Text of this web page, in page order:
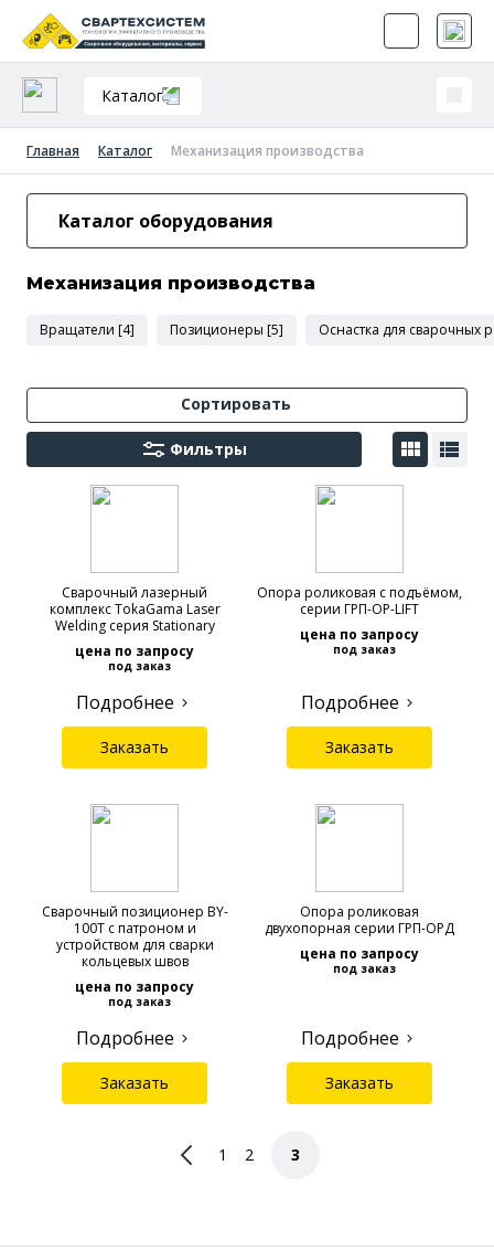
Каталог
Главная Каталог Механизация производства
Каталог оборудования
Механизация производства
Вращатели [4] Позиционеры [5] Оснастка для сварочных
Сортировать
Фильтры
Сварочный лазерный
комплекс TokaGama Laser
Welding серия Stationary
цена по запросу
под заказ
Подробнее
Заказать
Опора роликовая с подъёмом,
серии ГРП-ОР-LIFT
цена по запросу
под заказ
Подробнее
Заказать
Сварочный позиционер BY-
100T с патроном и
устройством для сварки
кольцевых швов
цена по запросу
под заказ
Подробнее
Заказать
Опора роликовая
двухопорная серии ГРП-ОРД
цена по запросу
под заказ
Подробнее
Заказать
1 2 3